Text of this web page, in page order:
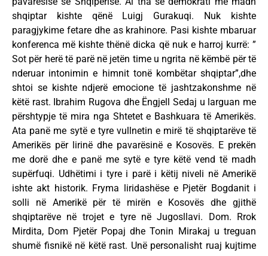
shqiptar kishte qënë Luigj Gurakuqi. Nuk kishte
paragjykime fetare dhe as krahinore. Pasi kishte mbaruar
konferenca më kishte thënë dicka që nuk e harroj kurrë: ”
Sot për herë të parë në jetën time u ngrita në këmbë për të
nderuar intonimin e himnit tonë kombëtar shqiptar”,dhe
shtoi se kishte ndjerë emocione të jashtzakonshme në
këtë rast. Ibrahim Rugova dhe Ëngjell Sedaj u larguan me
përshtypje të mira nga Shtetet e Bashkuara të Amerikës.
Ata panë me sytë e tyre vullnetin e mirë të shqiptarëve të
Amerikës për lirinë dhe pavarësinë e Kosovës. E prekën
me dorë dhe e panë me sytë e tyre këtë vend të madh
supërfuqi. Udhëtimi i tyre i parë i këtij niveli në Amerikë
ishte akt historik. Fryma liridashëse e Pjetër Bogdanit i
solli në Amerikë për të mirën e Kosovës dhe gjithë
shqiptarëve në trojet e tyre në Jugosllavi. Dom. Rrok
Mirdita, Dom Pjetër Popaj dhe Tonin Mirakaj u treguan
shumë fisnikë në këtë rast. Unë personalisht ruaj kujtime